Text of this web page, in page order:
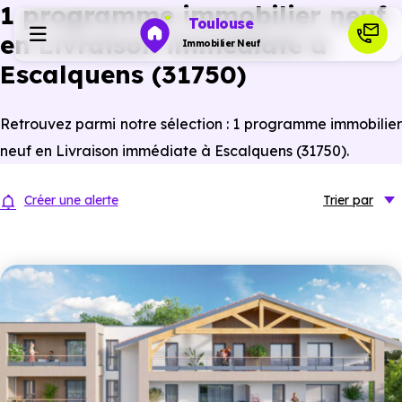
Toulouse
Immobilier Neuf
Actualités
Ressources
Financer
1 programme immobilier neuf
en Livraison immédiate à
Escalquens (31750)
Retrouvez parmi notre sélection : 1 programme immobilier
neuf en Livraison immédiate à Escalquens (31750).
Créer une alerte Trier par